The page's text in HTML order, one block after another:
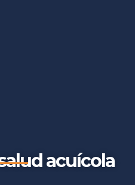
acuícola